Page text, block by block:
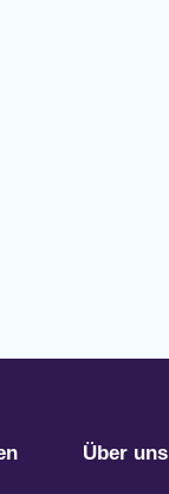
Über uns